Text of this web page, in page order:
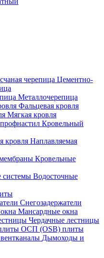
Цементно-
Металлочерепица
Фальцевая кровля
Мягкая кровля
Кровельный
Наплавляемая
Кровельные
Водосточные
Снегозадержатели
Мансардные окна
Чердачные лестницы
ОСП (OSB) плиты
Дымоходы и